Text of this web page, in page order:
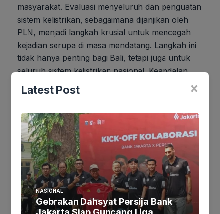
masyarakat. Evaluasi menyeluruh dan penguatan
sistem kelistrikan, sebagaimana dijanjikan oleh
PLN, menjadi langkah krusial untuk mencegah
kejadian serupa di masa mendatang. Langkah ini
tidak hanya penting bagi Bali, tetapi juga untuk
seluruh sistem kelistrikan nasional. Keandalan
pasokan listrik merupakan pilar utama
pembangunan ekonomi yang berkelanjutan.
Jika keberatan atau harus diedit baik
Artikel maupun foto Silahkan Laporkan!
Terima Kasih
Tags:
×
Latest Post
NASIONAL
Gebrakan Dahsyat Persija Bank